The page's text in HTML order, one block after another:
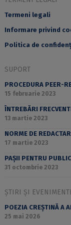
Termeni legali
Informare privind
Politica de
SUPORT
PROCEDURA PEER-
15 februarie 2023
ÎNTREBĂRI
13 martie 2023
NORME DE
17 martie 2023
PAȘII PENTRU
31 octombrie 2023
ȘTIRI ȘI
POEZIA CREȘTINĂ A
25 mai 2026